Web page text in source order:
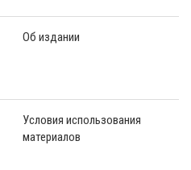
Об издании
Условия использования
материалов